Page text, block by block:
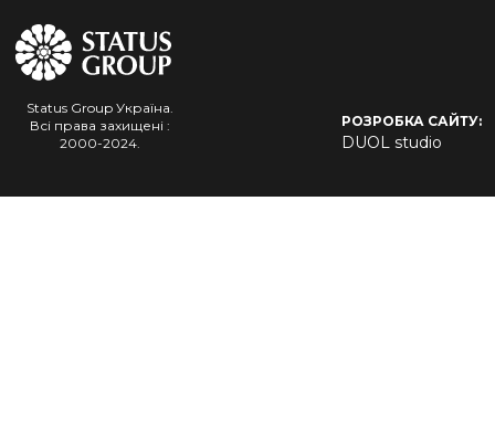
Status Group Україна.
Всі права захищені :
2000-2024.
РОЗРОБКА САЙТУ:
DUOL studio